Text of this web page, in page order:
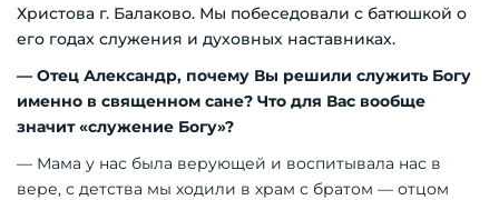
Христова г. Балаково. Мы побеседовали с батюшкой о
его годах служения и духовных наставниках.
— Отец Александр, почему Вы решили служить Богу
именно в священном сане? Что для Вас вообще
значит «служение Богу»?
— Мама у нас была верующей и воспитывала нас в
вере, с детства мы ходили в храм с братом — отцом